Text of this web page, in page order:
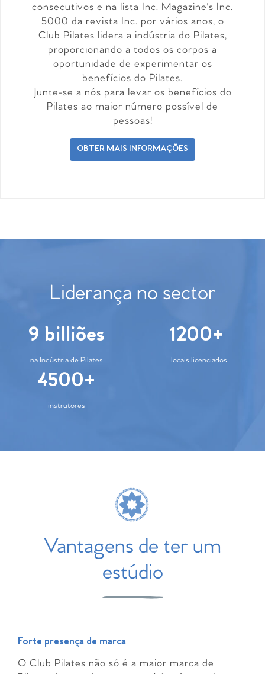
consecutivos e na lista Inc. Magazine's Inc.
5000 da revista Inc. por vários anos, o
Club Pilates lidera a indústria do Pilates,
proporcionando a todos os corpos a
oportunidade de experimentar os
benefícios do Pilates.
Junte-se a nós para levar os benefícios do
Pilates ao maior número possível de
pessoas!
OBTER MAIS INFORMAÇÕES
Liderança no sector
9 billiões
na Indústria de Pilates
1200+
locais licenciados
4500+
instrutores
Vantagens de ter um
estúdio
Forte presença de marca
O Club Pilates não só é a maior marca de